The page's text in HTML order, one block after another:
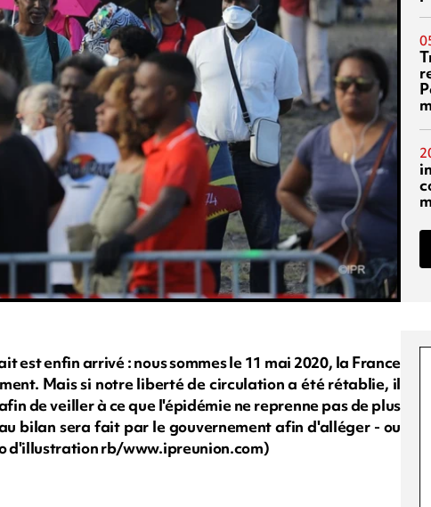
est enfin arrivé : nous sommes le 11 mai 2020, la France
Mais si notre liberté de circulation a été rétablie, il
de veiller à ce que l'épidémie ne reprenne pas de plus
bilan sera fait par le gouvernement afin d'alléger - ou
d'illustration rb/www.ipreunion.com)